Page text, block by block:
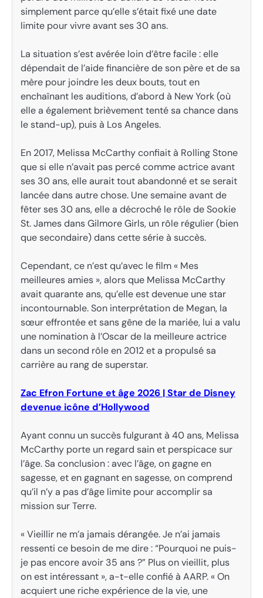
simplement parce qu’elle s’était fixé une date
limite pour vivre avant ses 30 ans.
La situation s’est avérée loin d’être facile : elle
dépendait de l’aide financière de son père et de sa
mère pour joindre les deux bouts, tout en
enchaînant les auditions, d’abord à New York (où
elle a également brièvement tenté sa chance dans
le stand-up), puis à Los Angeles.
En 2017, Melissa McCarthy confiait à Rolling Stone
que si elle n’avait pas percé comme actrice avant
ses 30 ans, elle aurait tout abandonné et se serait
lancée dans autre chose. Une semaine avant de
fêter ses 30 ans, elle a décroché le rôle de Sookie
St. James dans Gilmore Girls, un rôle régulier (bien
que secondaire) dans cette série à succès.
Cependant, ce n’est qu’avec le film « Mes
meilleures amies », alors que Melissa McCarthy
avait quarante ans, qu’elle est devenue une star
incontournable. Son interprétation de Megan, la
sœur effrontée et sans gêne de la mariée, lui a valu
une nomination à l’Oscar de la meilleure actrice
dans un second rôle en 2012 et a propulsé sa
carrière au rang de superstar.
Zac Efron Fortune et âge 2026 | Star de Disney
devenue icône d’Hollywood
Ayant connu un succès fulgurant à 40 ans, Melissa
McCarthy porte un regard sain et perspicace sur
l’âge. Sa conclusion : avec l’âge, on gagne en
sagesse, et en gagnant en sagesse, on comprend
qu’il n’y a pas d’âge limite pour accomplir sa
mission sur Terre.
« Vieillir ne m’a jamais dérangée. Je n’ai jamais
ressenti ce besoin de me dire : “Pourquoi ne puis-
je pas encore avoir 35 ans ?” Plus on vieillit, plus
on est intéressant », a-t-elle confié à AARP. « On
acquiert une riche expérience de la vie, une